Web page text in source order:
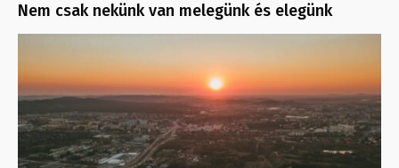
Nem csak nekünk van melegünk és elegünk